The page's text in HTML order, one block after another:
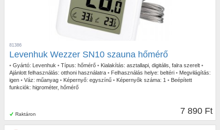
Raktáron
81386
Levenhuk Wezzer SN10 szauna hőmérő
• Gyártó: Levenhuk • Típus: hőmérő • Kialakítás: asztallapi, digitális, falra szerelt •
Ajánlott felhasználás: otthoni használatra • Felhasználás helye: beltéri • Megvilágítás:
igen • Váz: műanyag • Képernyő: egyszínű • Képernyők száma: 1 • Beépített
funkciók: higrométer, hőmérő
7 890 Ft